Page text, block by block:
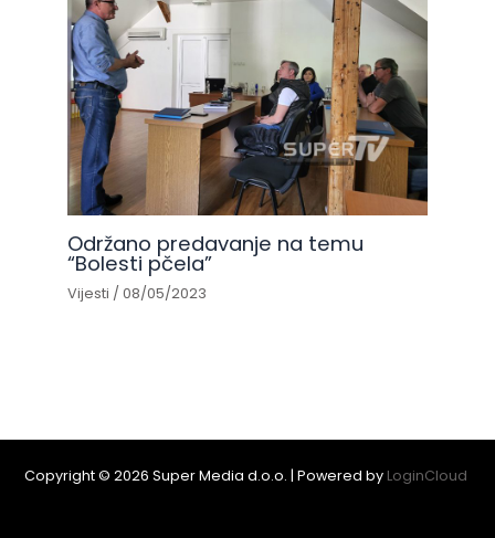
Održano predavanje na temu
“Bolesti pčela”
Vijesti /08/05/2023
Copyright © 2026 Super Media d.o.o. | Powered by LoginCloud